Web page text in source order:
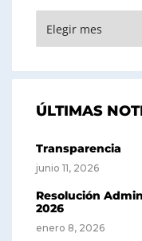
ÚLTIMAS
Transparencia
junio 11, 2026
Resolución
2026
enero 8, 2026